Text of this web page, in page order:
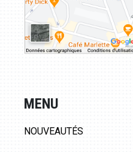
MENU
NOUVEAUTÉS